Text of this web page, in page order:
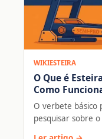
WIKIESTEIRA
O Que é
Como
O verbete básico
pesquisar sobre